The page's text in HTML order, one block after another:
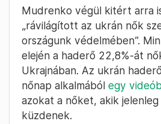
Mudrenko végül kitért arra
„rávilágított az ukrán nők
országunk védelmében”.
elején a haderő 22,8%-át
Ukrajnában. Az ukrán
nőnap alkalmából egy
azokat a nőket, akik
küzdenek.